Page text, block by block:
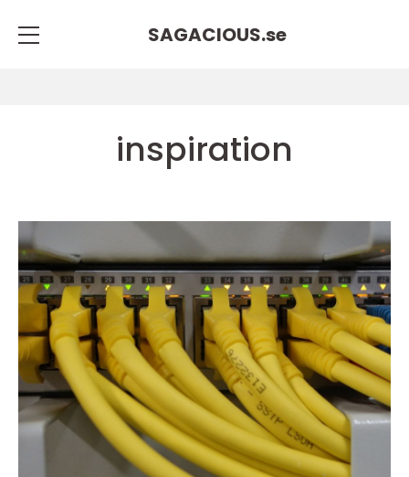
SAGACIOUS.se
inspiration